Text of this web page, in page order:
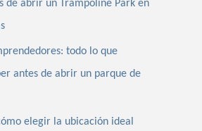
de abrir un Trampoline Park en
todo lo que
antes de abrir un parque de
elegir la ubicación ideal